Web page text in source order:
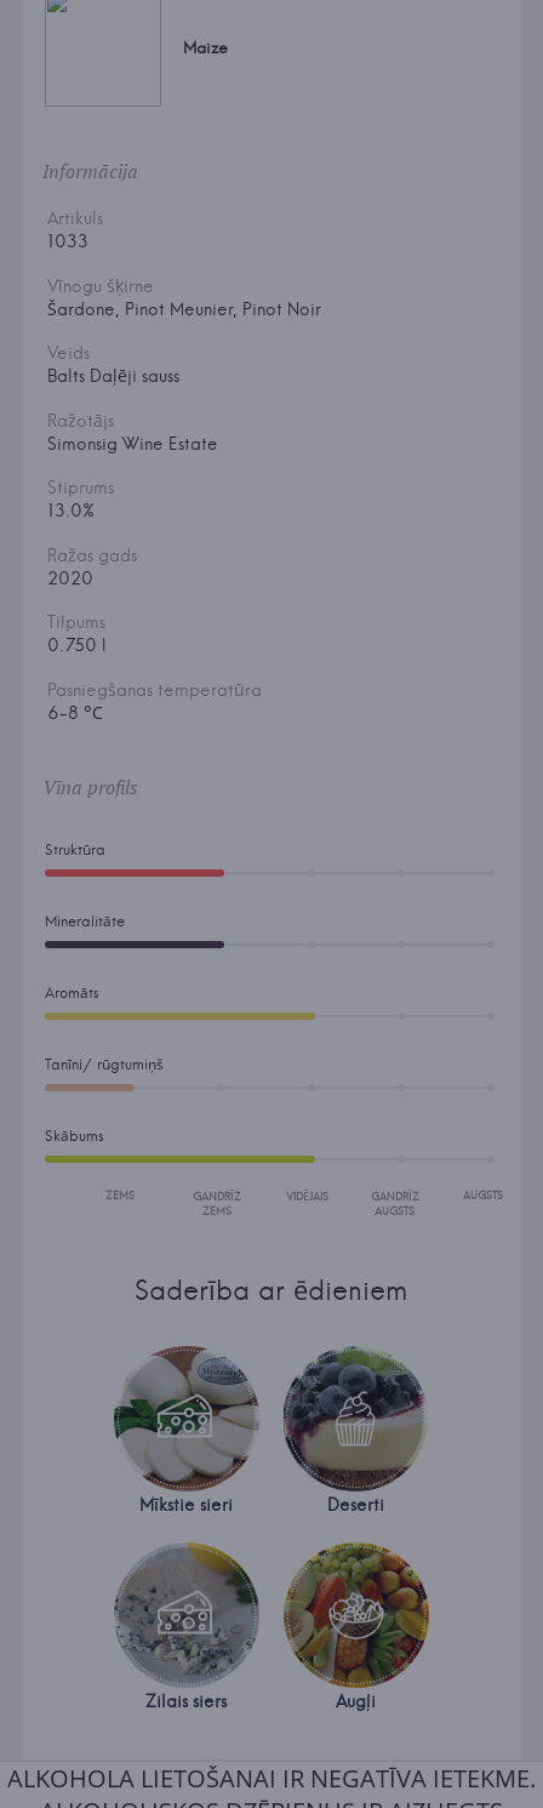
Maize
Informācija
Artikuls
1033
Vīnogu šķirne
Šardone, Pinot Meunier, Pinot Noir
Veids
Balts Daļēji sauss
Ražotājs
Simonsig Wine Estate
Stiprums
13.0%
Ražas gads
2020
Tilpums
0.750 l
Pasniegšanas temperatūra
6-8 °С
Vīna profils
Struktūra
Mineralitāte
Aromāts
Tanīni/ rūgtumiņš
Skābums
ZEMS
GANDRĪZ
ZEMS
VIDĒJAIS
GANDRĪZ
AUGSTS
AUGSTS
Saderība ar ēdieniem
Mīkstie sieri Deserti
Zilais siers Augļi
ALKOHOLA LIETOŠANAI IR NEGATĪVA IETEKME.